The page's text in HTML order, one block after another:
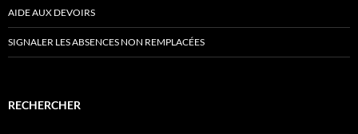
AIDE AUX DEVOIRS
SIGNALER LES ABSENCES NON REMPLACÉES
RECHERCHER